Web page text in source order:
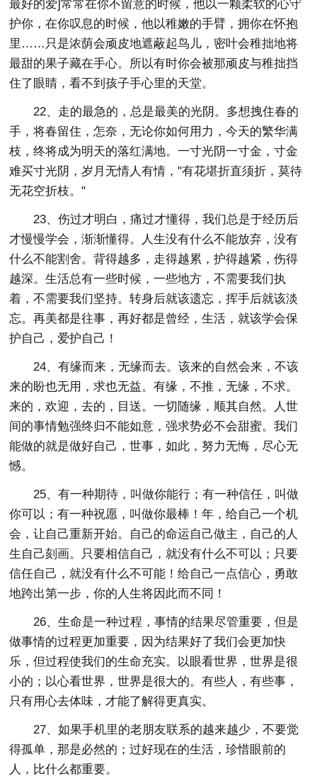
最好的爱]常常在你不留意的时候，他以一颗柔软的心守
护你，在你叹息的时候，他以稚嫩的手臂，拥你在怀抱
里……只是浓荫会顽皮地遮蔽起鸟儿，密叶会稚拙地将
最甜的果子藏在手心。所以有时你会被那顽皮与稚拙挡
住了眼睛，看不到孩子手心里的天堂。
22、走的最急的，总是最美的光阴。多想拽住春的
手，将春留住，怎奈，无论你如何用力，今天的繁华满
枝，终将成为明天的落红满地。一寸光阴一寸金，寸金
难买寸光阴，岁月无情人有情，"有花堪折直须折，莫待
无花空折枝。"
23、伤过才明白，痛过才懂得，我们总是于经历后
才慢慢学会，渐渐懂得。人生没有什么不能放弃，没有
什么不能割舍。背得越多，走得越累，护得越紧，伤得
越深。生活总有一些时候，一些地方，不需要我们执
着，不需要我们坚持。转身后就该遗忘，挥手后就该淡
忘。再美都是往事，再好都是曾经，生活，就该学会保
护自己，爱护自己！
24、有缘而来，无缘而去。该来的自然会来，不该
来的盼也无用，求也无益。有缘，不推，无缘，不求。
来的，欢迎，去的，目送。一切随缘，顺其自然。人世
间的事情勉强终归不能如意，强求势必不会甜蜜。我们
能做的就是做好自己，世事，如此，努力无悔，尽心无
憾。
25、有一种期待，叫做你能行；有一种信任，叫做
你可以；有一种祝愿，叫做你最棒！年，给自己一个机
会，让自己重新开始。自己的命运自己做主，自己的人
生自己刻画。只要相信自己，就没有什么不可以；只要
信任自己，就没有什么不可能！给自己一点信心，勇敢
地跨出第一步，你的人生将因此而不同！
26、生命是一种过程，事情的结果尽管重要，但是
做事情的过程更加重要，因为结果好了我们会更加快
乐，但过程使我们的生命充实。以眼看世界，世界是很
小的；以心看世界，世界是很大的。有些人，有些事，
只有用心去体味，才能了解得更真实。
27、如果手机里的老朋友联系的越来越少，不要觉
得孤单，那是必然的；过好现在的生活，珍惜眼前的
人，比什么都重要。